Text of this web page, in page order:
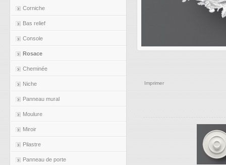
Corniche
Bas relief
Console
Rosace
Cheminée
Niche
Panneau mural
Moulure
Miroir
Pilastre
Panneau de porte
Imprimer